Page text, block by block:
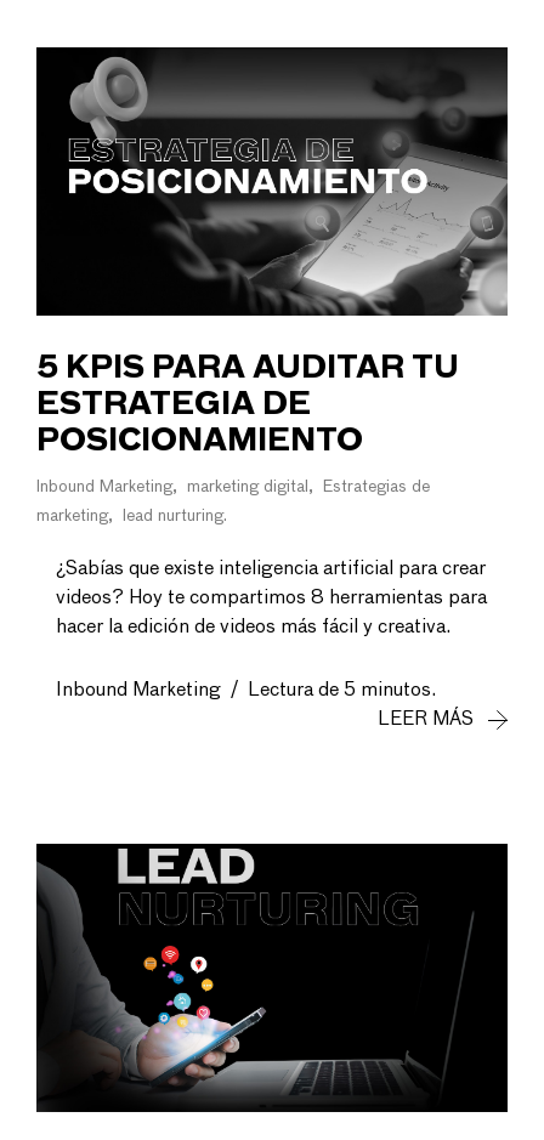
5 KPIS PARA AUDITAR TU
ESTRATEGIA DE
POSICIONAMIENTO
Inbound Marketing marketing digital
Estrategias de
marketing
lead nurturing
¿Sabías que existe inteligencia artificial para crear
videos? Hoy te compartimos 8 herramientas para
hacer la edición de videos más fácil y creativa.
Inbound Marketing /
Lectura de 5 minutos.
LEER MÁS